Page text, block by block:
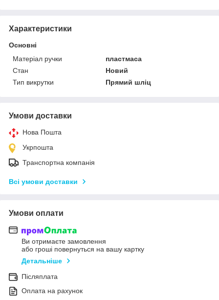
Характеристики
Основні
Матеріал ручки
пластмаса
Стан
Новий
Тип викрутки
Прямий шліц
Умови доставки
Нова Пошта
Укрпошта
Транспортна компанія
Всі умови доставки
Умови оплати
Ви отримаєте замовлення
або гроші повернуться на вашу картку
Детальніше
Післяплата
Оплата на рахунок